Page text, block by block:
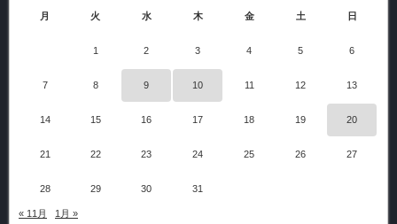
月 火 水 木 金 土 日
1 2 3 4 5 6
7 8 9 10 11 12 13
14 15 16 17 18 19 20
21 22 23 24 25 26 27
28 29 30 31
« 11月 1月 »